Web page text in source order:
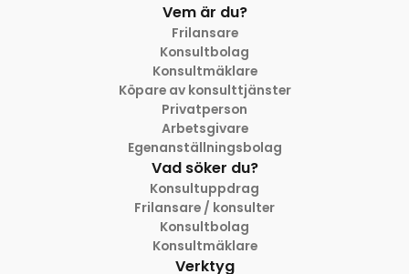
Vem är du?
Frilansare
Konsultbolag
Konsultmäklare
Köpare av konsulttjänster
Privatperson
Arbetsgivare
Egenanställningsbolag
Vad söker du?
Konsultuppdrag
Frilansare / konsulter
Konsultbolag
Konsultmäklare
Verktyg